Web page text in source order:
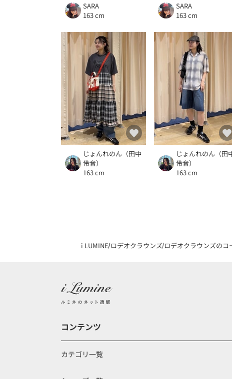
SARA
163 cm
SARA
163 cm
じょんれのん（田中
伶音）
163 cm
じょんれのん（田
伶音）
163 cm
i LUMINE ロデオクラウンズ ロデオクラウンズの
コンテンツ
カテゴリ一覧